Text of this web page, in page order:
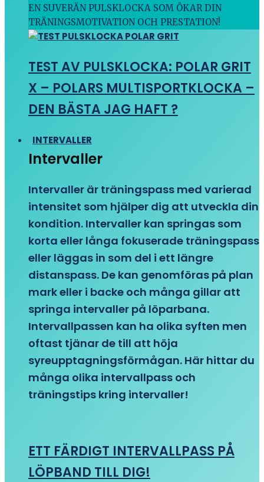
EN SUVERÄN PULSKLOCKA SOM ÖKAR DIN
TRÄNINGSMOTIVATION OCH PRESTATION!
TEST AV PULSKLOCKA: POLAR GRIT
X – POLARS MULTISPORTKLOCKA –
DEN BÄSTA JAG HAFT ?
INTERVALLER
Intervaller
Intervaller är träningspass med varierad
intensitet som hjälper dig att utveckla din
kondition. Intervaller kan springas som
korta eller långa fokuserade träningspass
eller läggas in som del i ett längre
distanspass. De kan genomföras på plan
mark eller i backe och många gillar att
springa intervaller på löparbana.
Intervallpassen kan ha olika syften men
oftast tjänar de till att höja
syreupptagningsförmågan. Här hittar du
många olika intervallpass och
träningstips kring intervaller!
ETT FÄRDIGT INTERVALLPASS PÅ
LÖPBAND TILL DIG!